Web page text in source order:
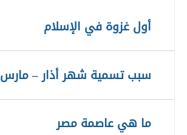
أول غزوة في الإسلام
سبب تسمية شهر أذار – مارس
ما هي عاصمة مصر